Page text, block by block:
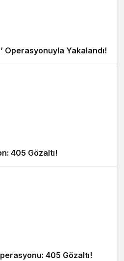
Operasyonuyla Yakalandı!
405 Gözaltı!
405 Gözaltı!